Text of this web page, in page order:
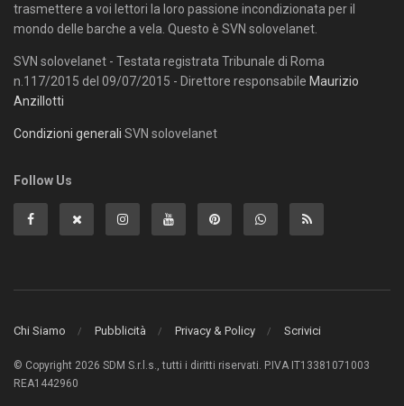
trasmettere a voi lettori la loro passione incondizionata per il
mondo delle barche a vela. Questo è SVN solovelanet.
SVN solovelanet - Testata registrata Tribunale di Roma
n.117/2015 del 09/07/2015 - Direttore responsabile Maurizio
Anzillotti
Condizioni generali SVN solovelanet
Follow Us
Chi Siamo Pubblicità Privacy & Policy Scrivici
© Copyright 2026 SDM S.r.l.s., tutti i diritti riservati. P.IVA IT13381071003
REA1442960